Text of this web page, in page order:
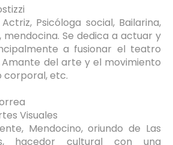
Psicóloga social, Bailarina,
mendocina. Se dedica a actuar y
a fusionar el teatro
del arte y el movimiento
corporal, etc.
Visuales
Mendocino, oriundo de Las
hacedor cultural con una